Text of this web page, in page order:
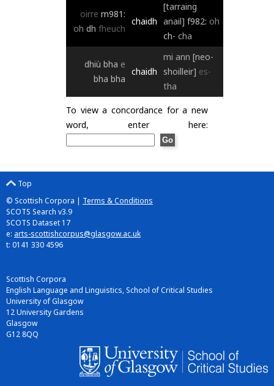
oirre m981:
oh dh fheuch
chaidh
[tarraing
anail] f982: oh
ch- cha
dhiù bha e
bha bha
chaidh
mi ann [neo-
shoilleir] es-
tha
To view a concordance for a new
word, enter here:
Top
© Scottish Corpora | Terms & Conditions
SCOTS Search v3.9
SCOTS Dataset 17
e: arts-scottishcorpus@glasgow.ac.uk
t: 0141 330 4596
Scottish Corpora
English Language and Linguistics, School of Critical Studies
University of Glasgow
12 University Gardens
Glasgow
G12 8QQ